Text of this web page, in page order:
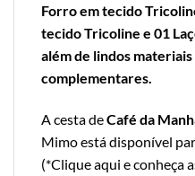
Forro em tecido
tecido Tricoline e 01
além de lindos
complementares.
A cesta deCafé da
Mimo está disponível
(*Clique aqui e conheça